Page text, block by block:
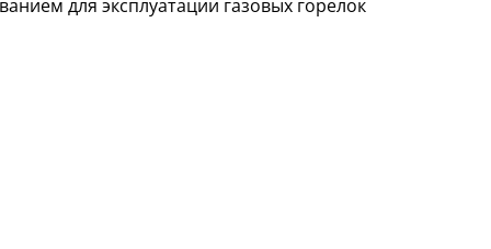
для эксплуатации газовых горелок